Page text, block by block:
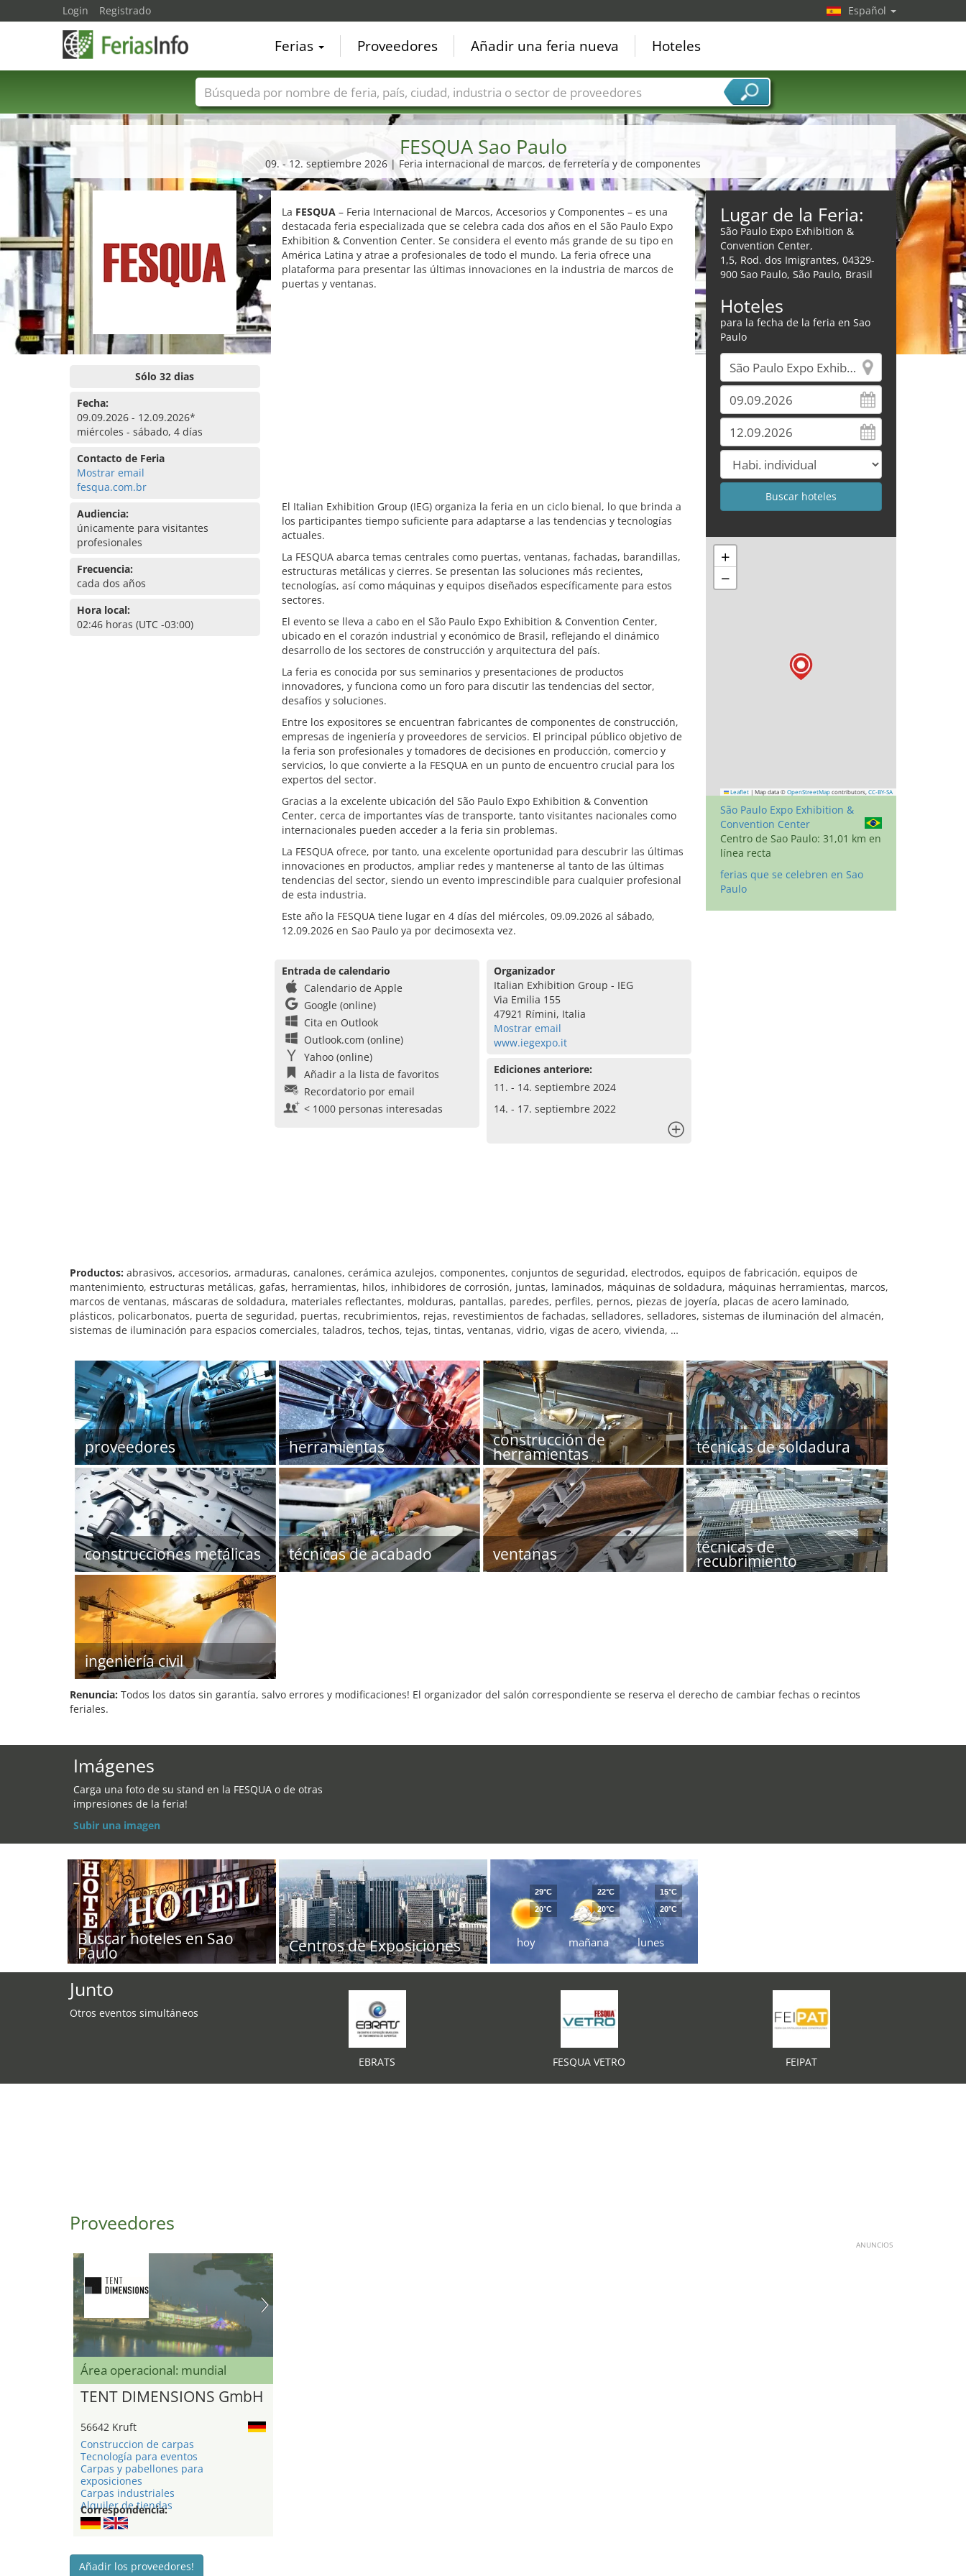
FESQUA Sao Paulo
09. - 12. septiembre 2026 | Feria internacional de marcos, de ferretería y de componentes
Sólo 32 dias
Fecha:
09.09.2026 - 12.09.2026*
miércoles - sábado, 4 días
Contacto de Feria
Mostrar email
fesqua.com.br
Audiencia:
únicamente para visitantes
profesionales
Frecuencia:
cada dos años
Hora local:
02:46 horas (UTC -03:00)
La FESQUA– Feria Internacional de Marcos, Accesorios y Componentes – es una
destacada feria especializada que se celebra cada dos años en el São Paulo Expo
Exhibition & Convention Center. Se considera el evento más grande de su tipo en
América Latina y atrae a profesionales de todo el mundo. La feria ofrece una
plataforma para presentar las últimas innovaciones en la industria de marcos de
puertas y ventanas.
El Italian Exhibition Group (IEG) organiza la feria en un ciclo bienal, lo que brinda a
los participantes tiempo suficiente para adaptarse a las tendencias y tecnologías
actuales.
La FESQUA abarca temas centrales como puertas, ventanas, fachadas, barandillas,
estructuras metálicas y cierres. Se presentan las soluciones más recientes,
tecnologías, así como máquinas y equipos diseñados específicamente para estos
sectores.
El evento se lleva a cabo en el São Paulo Expo Exhibition & Convention Center,
ubicado en el corazón industrial y económico de Brasil, reflejando el dinámico
desarrollo de los sectores de construcción y arquitectura del país.
La feria es conocida por sus seminarios y presentaciones de productos
innovadores, y funciona como un foro para discutir las tendencias del sector,
desafíos y soluciones.
Entre los expositores se encuentran fabricantes de componentes de construcción,
empresas de ingeniería y proveedores de servicios. El principal público objetivo de
la feria son profesionales y tomadores de decisiones en producción, comercio y
servicios, lo que convierte a la FESQUA en un punto de encuentro crucial para los
expertos del sector.
Gracias a la excelente ubicación del São Paulo Expo Exhibition & Convention
Center, cerca de importantes vías de transporte, tanto visitantes nacionales como
internacionales pueden acceder a la feria sin problemas.
La FESQUA ofrece, por tanto, una excelente oportunidad para descubrir las últimas
innovaciones en productos, ampliar redes y mantenerse al tanto de las últimas
tendencias del sector, siendo un evento imprescindible para cualquier profesional
de esta industria.
Este año la FESQUA tiene lugar en 4 días del miércoles, 09.09.2026 al sábado,
12.09.2026 en Sao Paulo ya por decimosexta vez.
Entrada de calendario
Calendario de Apple
Google (online)
Cita en Outlook
Outlook.com (online)
Yahoo (online)
Añadir a la lista de favoritos
Recordatorio por email
< 1000 personas interesadas
Organizador
Italian Exhibition Group - IEG
Via Emilia 155
47921 Rímini, Italia
Mostrar email
www.iegexpo.it
Ediciones anteriore:
11. - 14. septiembre 2024
14. - 17. septiembre 2022
Lugar de la Feria:
São Paulo Expo Exhibition &
Convention Center,
1,5, Rod. dos Imigrantes, 04329-
900 Sao Paulo, São Paulo, Brasil
Hoteles
para la fecha de la feria en Sao
Paulo
+
−
Leaflet | Map data © OpenStreetMap contributors, CC-BY-SA
São Paulo Expo Exhibition &
Convention Center
Centro de Sao Paulo: 31,01 km en
línea recta
ferias que se celebren en Sao
Paulo
Productos: abrasivos, accesorios, armaduras, canalones, cerámica azulejos, componentes, conjuntos de seguridad, electrodos, equipos de fabricación, equipos de
mantenimiento, estructuras metálicas, gafas, herramientas, hilos, inhibidores de corrosión, juntas, laminados, máquinas de soldadura, máquinas herramientas, marcos,
marcos de ventanas, máscaras de soldadura, materiales reflectantes, molduras, pantallas, paredes, perfiles, pernos, piezas de joyería, placas de acero laminado,
plásticos, policarbonatos, puerta de seguridad, puertas, recubrimientos, rejas, revestimientos de fachadas, selladores, selladores, sistemas de iluminación del almacén,
sistemas de iluminación para espacios comerciales, taladros, techos, tejas, tintas, ventanas, vidrio, vigas de acero, vivienda, …
proveedores herramientas construcción de
herramientas técnicas de soldadura
construcciones metálicas técnicas de acabado ventanas técnicas de
recubrimiento
ingeniería civil
Renuncia: Todos los datos sin garantía, salvo errores y modificaciones! El organizador del salón correspondiente se reserva el derecho de cambiar fechas o recintos
feriales.
Imágenes
Carga una foto de su stand en la FESQUA o de otras
impresiones de la feria!
Subir una imagen
Buscar hoteles en Sao
Paulo Centros de Exposiciones hoy
29°C
20°C
mañana
22°C
20°C
lunes
15°C
20°C
Junto
Otros eventos simultáneos
EBRATS FESQUA VETRO FEIPAT
Proveedores
ANUNCIOS
Área operacional: mundial
TENT DIMENSIONS GmbH
56642 Kruft
Construccion de carpas
Tecnología para eventos
Carpas y pabellones para
exposiciones
Carpas industriales
Alquiler de tiendas
Correspondencia:
Añadir los proveedores!
Login Registrado Español
Ferias Proveedores Añadir una feria nueva Hoteles
Nombres de ferias Países Ciudades Sectores de ferias Sectores de proveedor de servicios